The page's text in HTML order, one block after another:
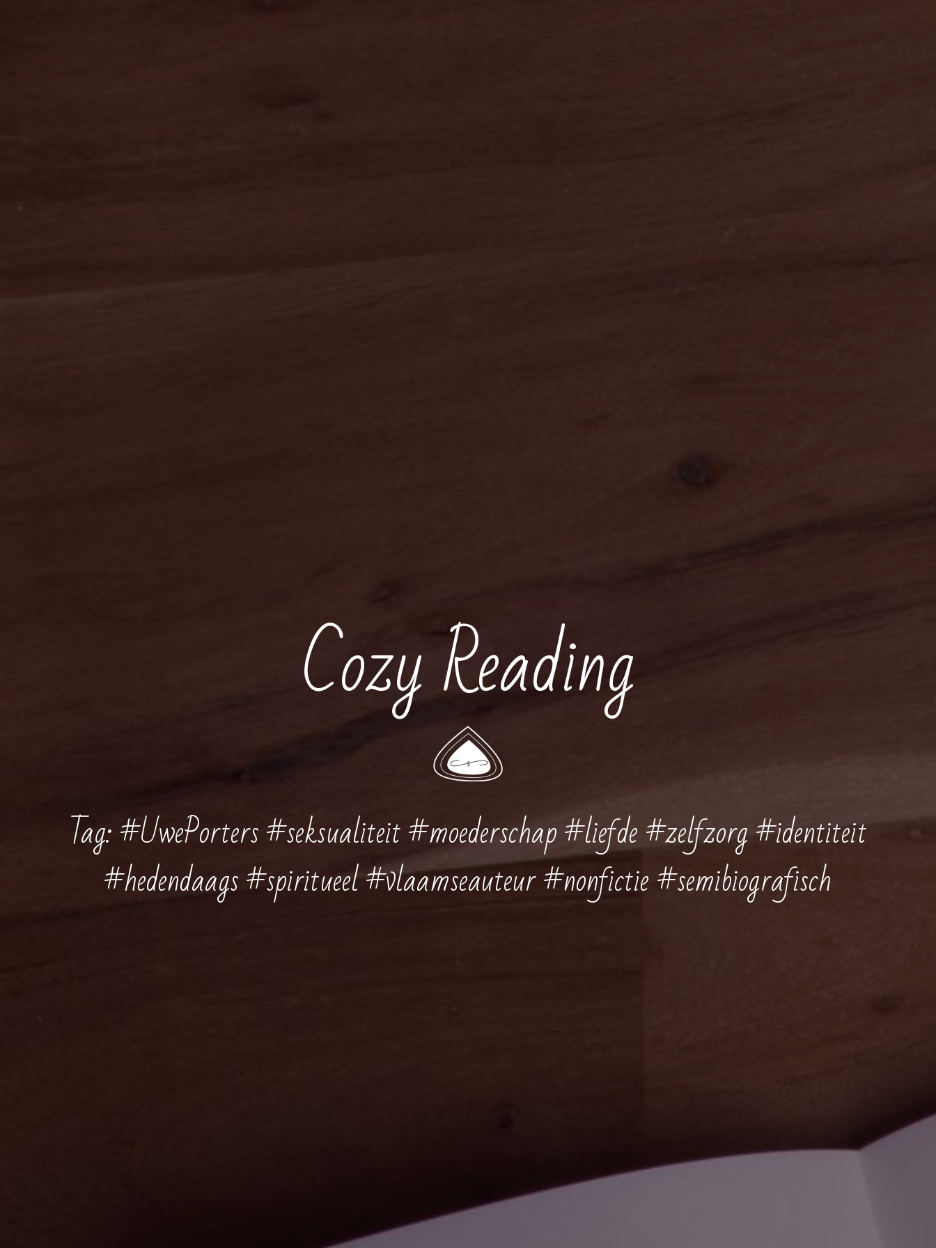
Cozy Reading
Tag:#UwePorters #seksualiteit #moederschap #liefde #zelfzorg #identiteit
#hedendaags #spiritueel #vlaamseauteur #nonfictie #semibiografisch